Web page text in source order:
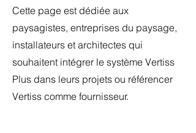
Cette page est dédiée aux
paysagistes, entreprises du paysage,
installateurs et architectes qui
souhaitent intégrer le système Vertiss
Plus dans leurs projets ou référencer
Vertiss comme fournisseur.